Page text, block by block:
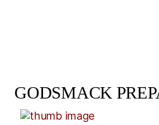
GODSMACK